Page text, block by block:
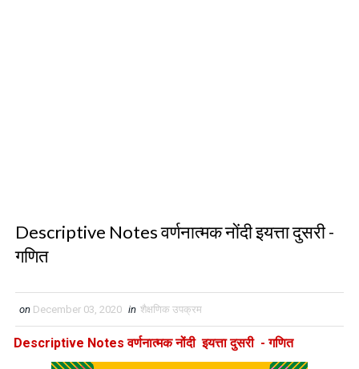
Descriptive Notes वर्णनात्मक नोंदी इयत्ता दुसरी -
गणित
on December 03, 2020 in शैक्षणिक उपक्रम
Descriptive Notes वर्णनात्मक नोंदी इयत्ता दुसरी - गणित